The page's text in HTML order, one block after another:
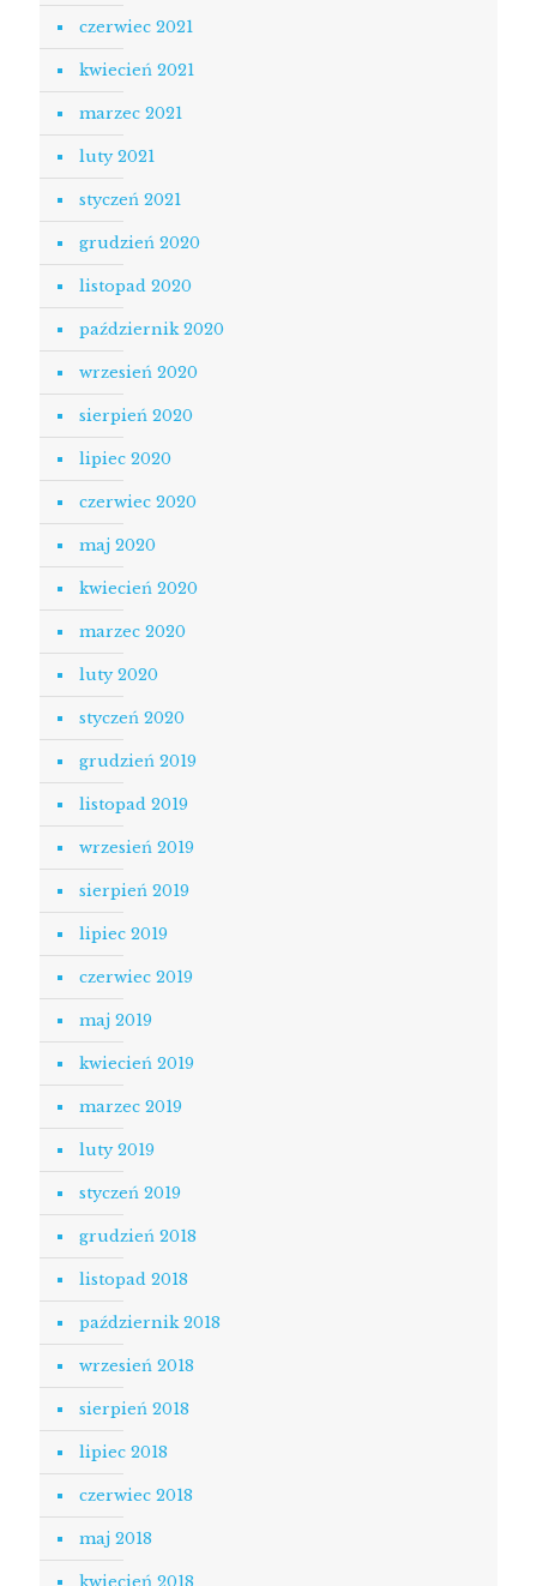
czerwiec 2021
kwiecień 2021
marzec 2021
luty 2021
styczeń 2021
grudzień 2020
listopad 2020
październik 2020
wrzesień 2020
sierpień 2020
lipiec 2020
czerwiec 2020
maj 2020
kwiecień 2020
marzec 2020
luty 2020
styczeń 2020
grudzień 2019
listopad 2019
wrzesień 2019
sierpień 2019
lipiec 2019
czerwiec 2019
maj 2019
kwiecień 2019
marzec 2019
luty 2019
styczeń 2019
grudzień 2018
listopad 2018
październik 2018
wrzesień 2018
sierpień 2018
lipiec 2018
czerwiec 2018
maj 2018
kwiecień 2018